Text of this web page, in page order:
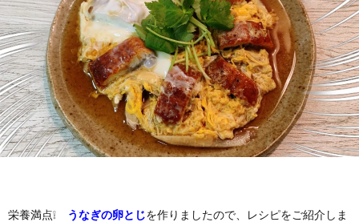
栄養満点❕ うなぎの卵とじを作りましたので、レシピをご紹介しま